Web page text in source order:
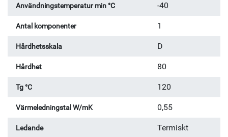
Användningstemperatur min °C -40
Antal komponenter 1
Hårdhetsskala D
Hårdhet 80
Tg °C 120
Värmeledningstal W/mK 0,55
Ledande Termiskt